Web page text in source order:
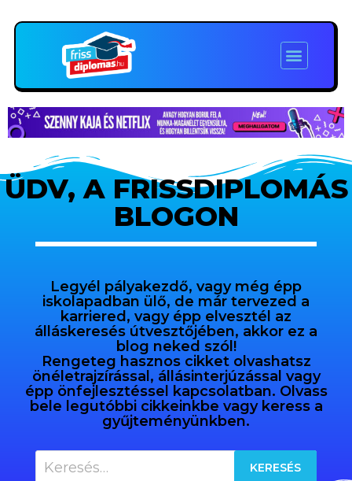
ÜDV, A FRISSDIPLOMÁS
BLOGON
Legyél pályakezdő, vagy még épp
iskolapadban ülő, de már tervezed a
karriered, vagy épp elvesztél az
álláskeresés útvesztőjében, akkor ez a
blog neked szól!
Rengeteg hasznos cikket olvashatsz
önéletrajzírással, állásinterjúzással vagy
épp önfejlesztéssel kapcsolatban. Olvass
bele legutóbbi cikkeinkbe vagy keress a
gyűjteményünkben.